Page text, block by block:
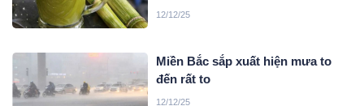
12/12/25
Miền Bắc sắp xuất hiện mưa to
đến rất to
12/12/25